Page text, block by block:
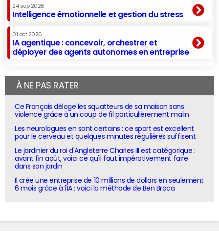
24 sep 2026
Intelligence émotionnelle et gestion du stress
01 oct 2026
IA agentique : concevoir, orchestrer et
déployer des agents autonomes en entreprise
À NE PAS RATER
Ce Français déloge les squatteurs de sa maison sans
violence grâce à un coup de fil particulièrement malin
Les neurologues en sont certains : ce sport est excellent
pour le cerveau et quelques minutes régulières suffisent
Le jardinier du roi d'Angleterre Charles III est catégorique :
avant fin août, voici ce qu'il faut impérativement faire
dans son jardin
Il crée une entreprise de 10 millions de dollars en seulement
6 mois grâce à l'IA : voici la méthode de Ben Broca